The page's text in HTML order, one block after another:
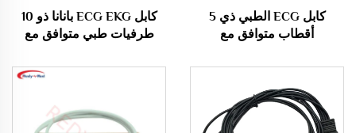
كابل ECG الطبي ذي 5
أقطاب متوافق مع
وفقًا لمعايير AHA
كابل ECG EKG بانانا ذو 10
طرفيات طبي متوافق مع
ساخنة